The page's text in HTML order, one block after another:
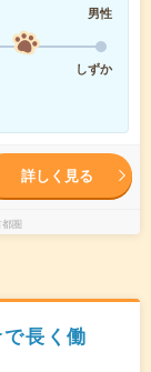
男性
しずか
詳しく見る
圏
長く働